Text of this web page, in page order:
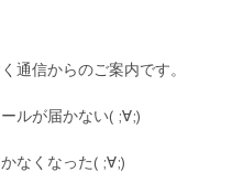
通信からのご案内です。
ルが届かない( ;∀;)
なくなった( ;∀;)